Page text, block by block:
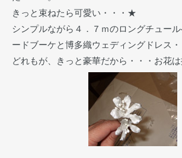
きっと束ねたら可愛い・・・★
シンプルながら４．７ｍのロングチュー
ードブーケと博多織ウェディングドレス・
どれもが、きっと豪華だから・・・お花は